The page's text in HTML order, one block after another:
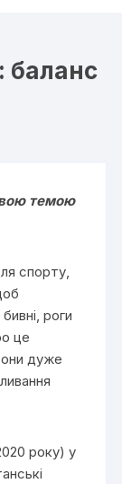
баланс
темою
спорту,
роги
це
дуже
року) у